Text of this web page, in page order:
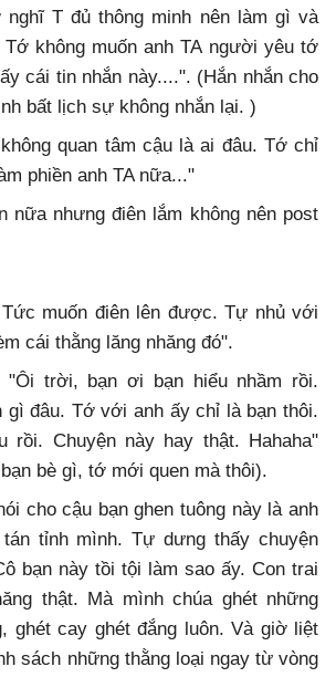
T đủ thông minh nên làm gì và
không muốn anh TA người yêu tớ
cái tin nhắn này....". (Hắn nhắn cho
bất lịch sự không nhắn lại. )
quan tâm cậu là ai đâu. Tớ chỉ
phiền anh TA nữa..."
nữa nhưng điên lắm không nên post
muốn điên lên được. Tự nhủ với
cái thằng lăng nhăng đó".
trời, bạn ơi bạn hiểu nhầm rồi.
gì đâu. Tớ với anh ấy chỉ là bạn thôi.
rồi. Chuyện này hay thật. Hahaha"
bè gì, tớ mới quen mà thôi).
cho cậu bạn ghen tuông này là anh
tỉnh mình. Tự dưng thấy chuyện
bạn này tồi tội làm sao ấy. Con trai
thật. Mà mình chúa ghét những
ghét cay ghét đắng luôn. Và giờ liệt
sách những thằng loại ngay từ vòng